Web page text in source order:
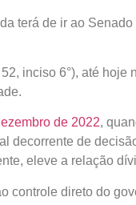
terá de ir ao
inciso 6°), até hoje
de 2022,
de
eleve a relação
controle direto do